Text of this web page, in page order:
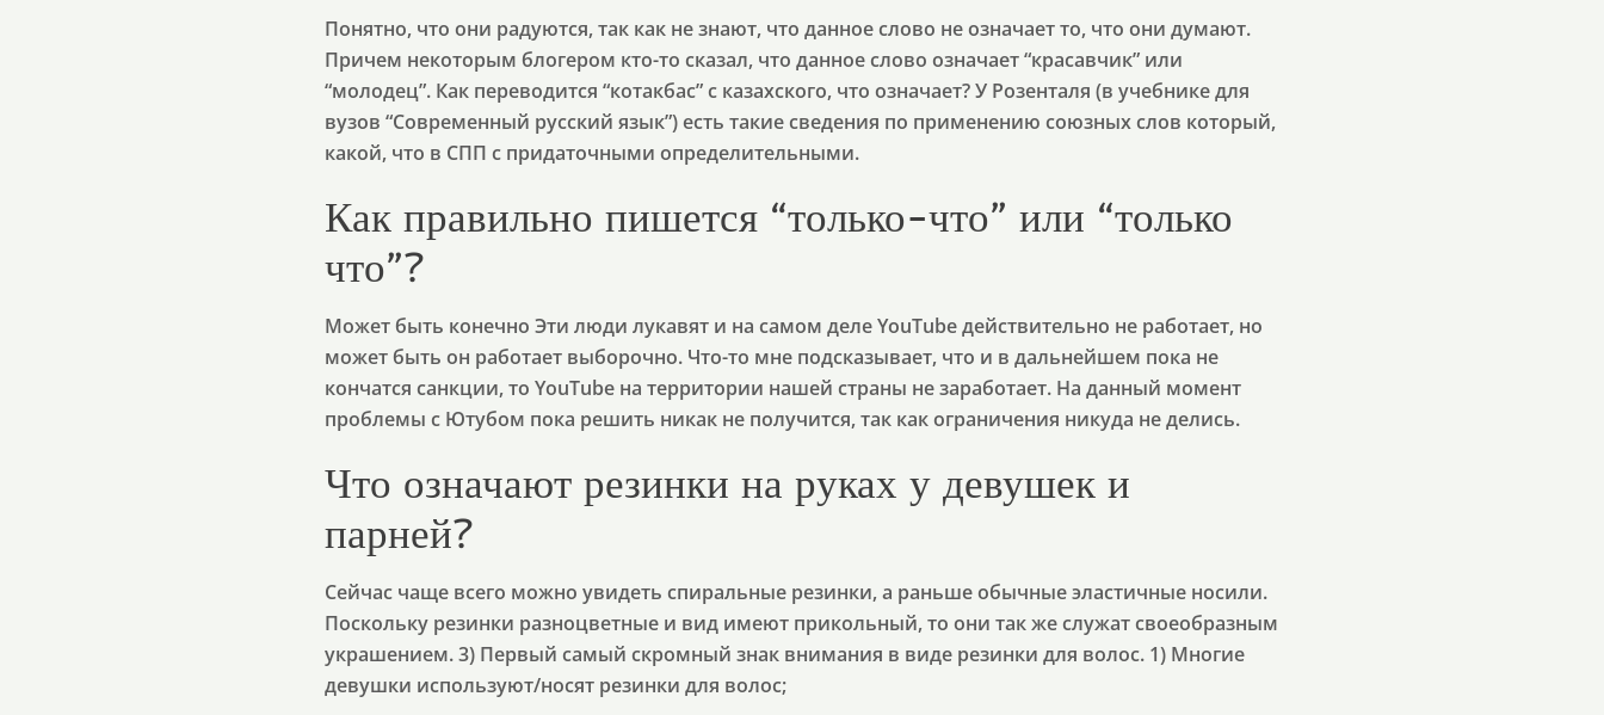
Понятно, что они радуются, так как не знают, что данное слово не означает то, что они думают.
Причем некоторым блогером кто-то сказал, что данное слово означает “красавчик” или
“молодец”. Как переводится “котакбас” с казахского, что означает? У Розенталя (в учебнике для
вузов “Современный русский язык”) есть такие сведения по применению союзных слов который,
какой, что в СПП с придаточными определительными.
Как правильно пишется “только-что” или “только
что”?
Может быть конечно Эти люди лукавят и на самом деле YouTube действительно не работает, но
может быть он работает выборочно. Что-то мне подсказывает, что и в дальнейшем пока не
кончатся санкции, то YouTube на территории нашей страны не заработает. На данный момент
проблемы с Ютубом пока решить никак не получится, так как ограничения никуда не делись.
Что означают резинки на руках у девушек и
парней?
Сейчас чаще всего можно увидеть спиральные резинки, а раньше обычные эластичные носили.
Поскольку резинки разноцветные и вид имеют прикольный, то они так же служат своеобразным
украшением. 3) Первый самый скромный знак внимания в виде резинки для волос. 1) Многие
девушки используют/носят резинки для волос;